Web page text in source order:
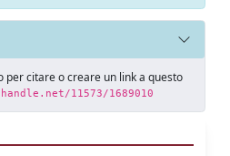
per citare o creare un link a questo
11573/1689010